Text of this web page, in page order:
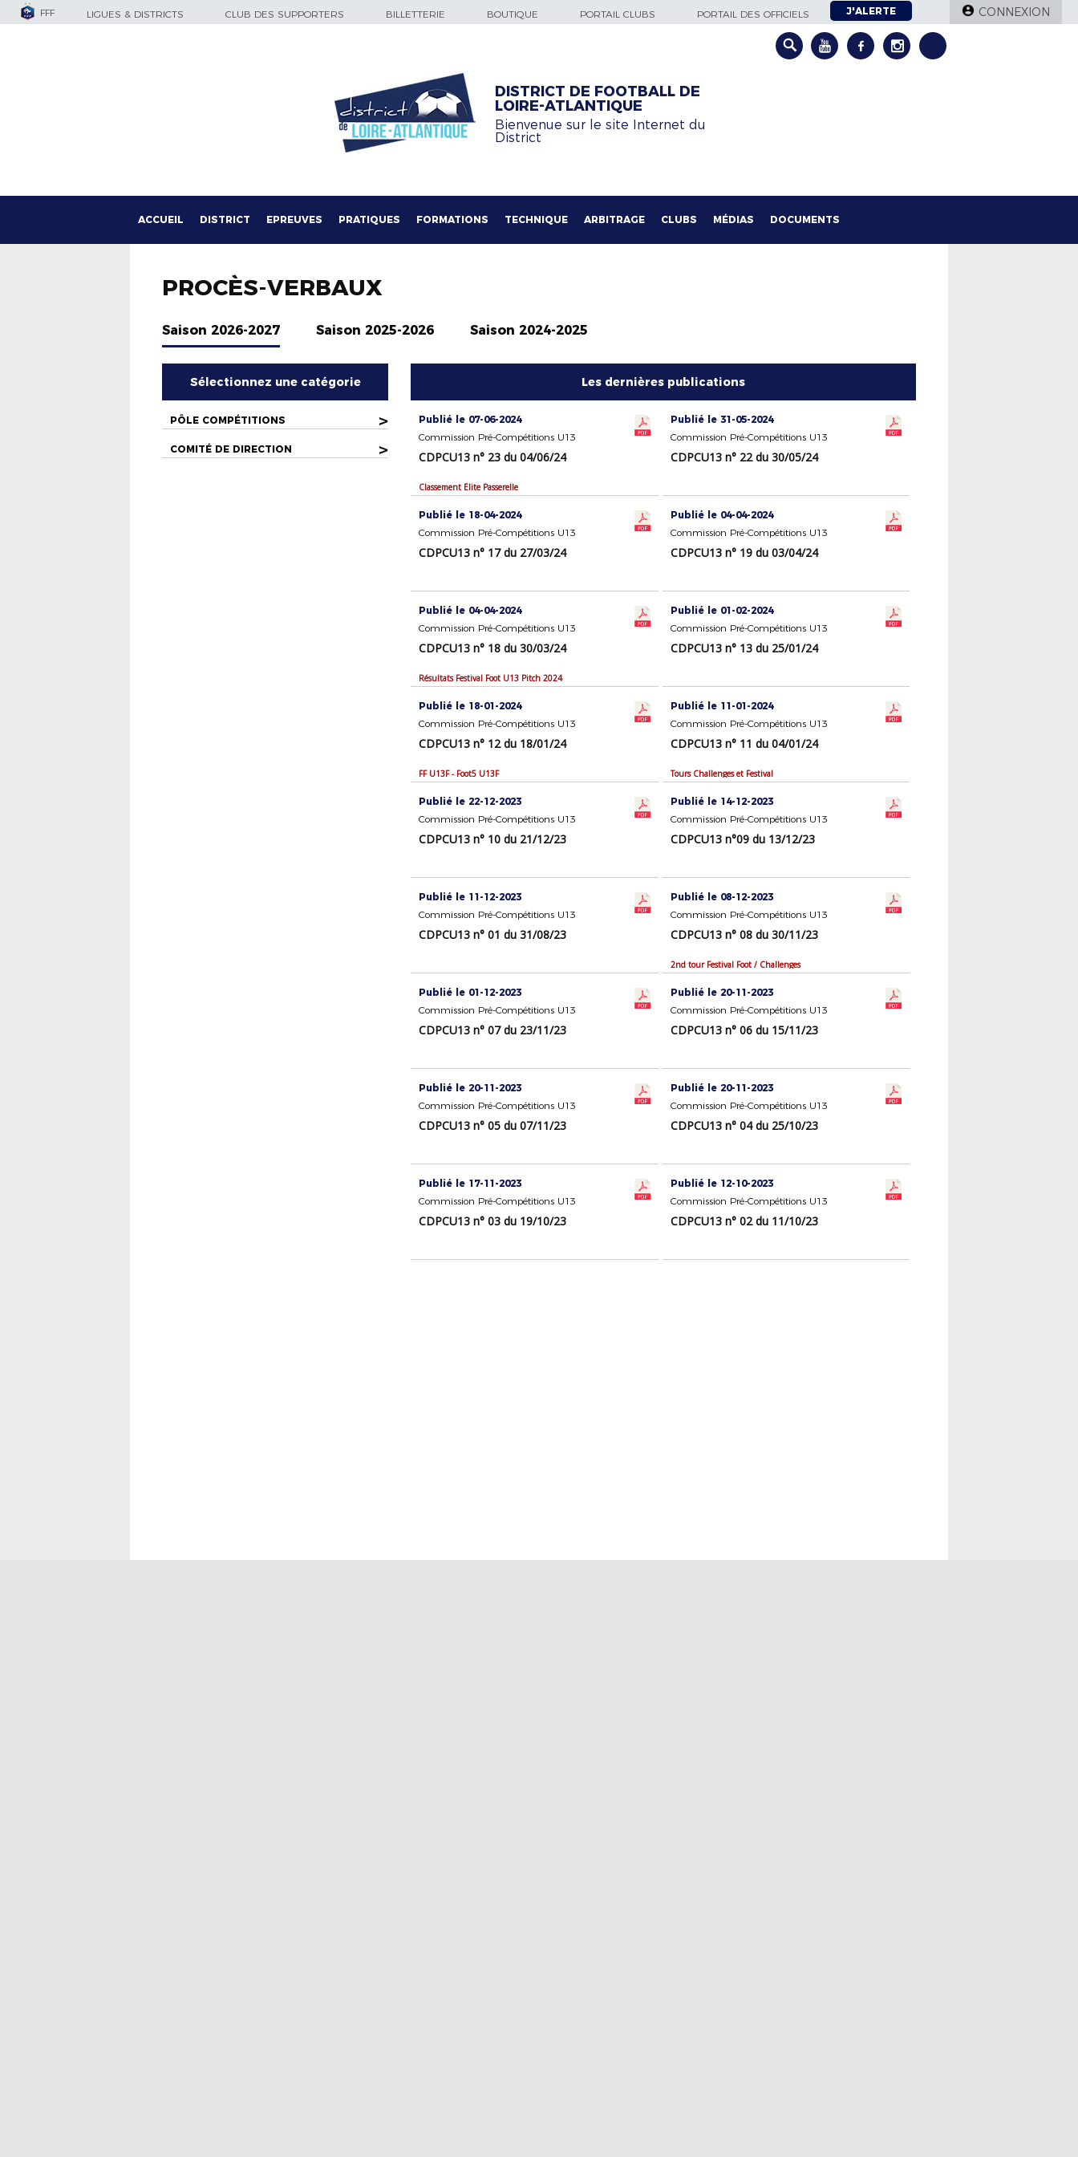
FFF LIGUES & DISTRICTS CLUB DES SUPPORTERS BILLETTERIE BOUTIQUE PORTAIL CLUBS PORTAIL DES OFFICIELS J'ALERTE CONNEXION
DISTRICT DE FOOTBALL DE
LOIRE-ATLANTIQUE
Bienvenue sur le site Internet du
District
ACCUEIL DISTRICT EPREUVES PRATIQUES FORMATIONS TECHNIQUE ARBITRAGE CLUBS MÉDIAS DOCUMENTS
PROCÈS-VERBAUX
Saison 2026-2027 Saison 2025-2026 Saison 2024-2025
Sélectionnez une catégorie
PÔLE COMPÉTITIONS >
COMITÉ DE DIRECTION >
Les dernières publications
Publié le 07-06-2024
Commission Pré-Compétitions U13
CDPCU13 n° 23 du 04/06/24
Classement Élite Passerelle
Publié le 31-05-2024
Commission Pré-Compétitions U13
CDPCU13 n° 22 du 30/05/24
Publié le 18-04-2024
Commission Pré-Compétitions U13
CDPCU13 n° 17 du 27/03/24
Publié le 04-04-2024
Commission Pré-Compétitions U13
CDPCU13 n° 19 du 03/04/24
Publié le 04-04-2024
Commission Pré-Compétitions U13
CDPCU13 n° 18 du 30/03/24
Résultats Festival Foot U13 Pitch 2024
Publié le 01-02-2024
Commission Pré-Compétitions U13
CDPCU13 n° 13 du 25/01/24
Publié le 18-01-2024
Commission Pré-Compétitions U13
CDPCU13 n° 12 du 18/01/24
FF U13F - Foot5 U13F
Publié le 11-01-2024
Commission Pré-Compétitions U13
CDPCU13 n° 11 du 04/01/24
Tours Challenges et Festival
Publié le 22-12-2023
Commission Pré-Compétitions U13
CDPCU13 n° 10 du 21/12/23
Publié le 14-12-2023
Commission Pré-Compétitions U13
CDPCU13 n°09 du 13/12/23
Publié le 11-12-2023
Commission Pré-Compétitions U13
CDPCU13 n° 01 du 31/08/23
Publié le 08-12-2023
Commission Pré-Compétitions U13
CDPCU13 n° 08 du 30/11/23
2nd tour Festival Foot / Challenges
Publié le 01-12-2023
Commission Pré-Compétitions U13
CDPCU13 n° 07 du 23/11/23
Publié le 20-11-2023
Commission Pré-Compétitions U13
CDPCU13 n° 06 du 15/11/23
Publié le 20-11-2023
Commission Pré-Compétitions U13
CDPCU13 n° 05 du 07/11/23
Publié le 20-11-2023
Commission Pré-Compétitions U13
CDPCU13 n° 04 du 25/10/23
Publié le 17-11-2023
Commission Pré-Compétitions U13
CDPCU13 n° 03 du 19/10/23
Publié le 12-10-2023
Commission Pré-Compétitions U13
CDPCU13 n° 02 du 11/10/23